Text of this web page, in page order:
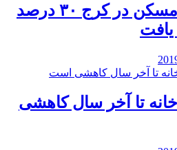
️قیمت مسکن در کرج ۳۰ درصد
تا آخر سال کاهشی